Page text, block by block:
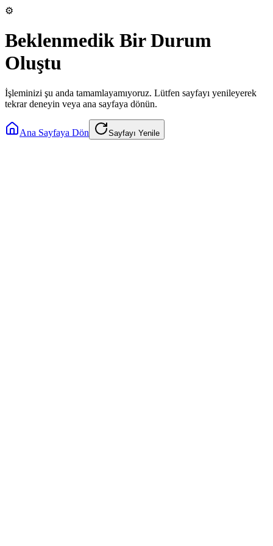
⚙️
Beklenmedik Bir Durum
Oluştu
İşleminizi şu anda tamamlayamıyoruz. Lütfen sayfayı yenileyerek
tekrar deneyin veya ana sayfaya dönün.
Ana Sayfaya Dön Sayfayı Yenile